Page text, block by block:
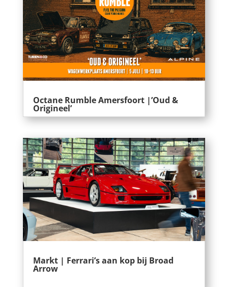
Octane Rumble Amersfoort |’Oud &
Origineel’
Markt | Ferrari’s aan kop bij Broad
Arrow